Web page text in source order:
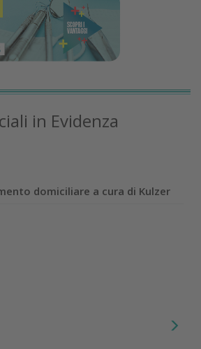
in Evidenza
domiciliare a cura di Kulzer